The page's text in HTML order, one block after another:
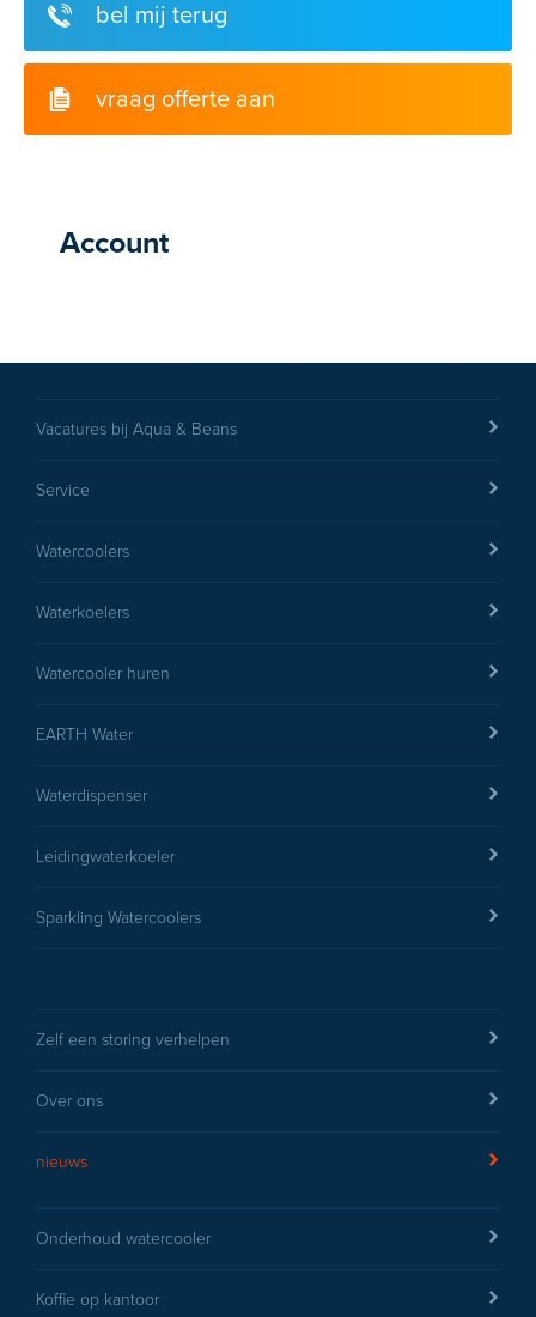
bel mij terug
vraag offerte aan
Account
Vacatures bij Aqua & Beans
Service
Watercoolers
Waterkoelers
Watercooler huren
EARTH Water
Waterdispenser
Leidingwaterkoeler
Sparkling Watercoolers
Zelf een storing verhelpen
Over ons
nieuws
Onderhoud watercooler
Koffie op kantoor